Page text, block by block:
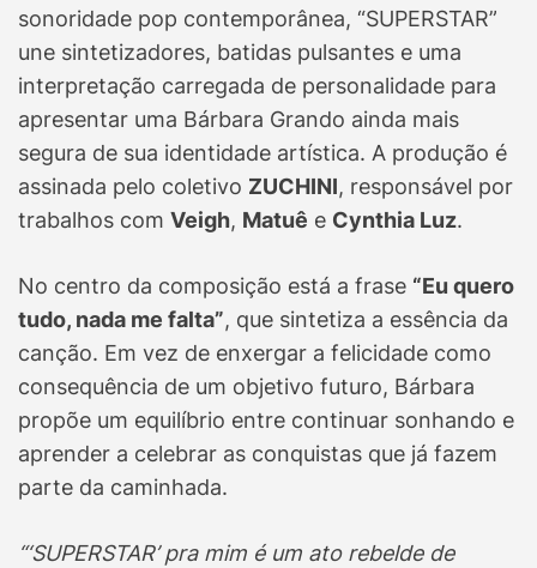
sonoridade pop contemporânea, “SUPERSTAR”
une sintetizadores, batidas pulsantes e uma
interpretação carregada de personalidade para
apresentar uma Bárbara Grando ainda mais
segura de sua identidade artística. A produção é
assinada pelo coletivo ZUCHINI, responsável por
trabalhos com Veigh, Matuê e Cynthia Luz.
No centro da composição está a frase “Eu quero
tudo, nada me falta”, que sintetiza a essência da
canção. Em vez de enxergar a felicidade como
consequência de um objetivo futuro, Bárbara
propõe um equilíbrio entre continuar sonhando e
aprender a celebrar as conquistas que já fazem
parte da caminhada.
“‘SUPERSTAR’ pra mim é um ato rebelde de